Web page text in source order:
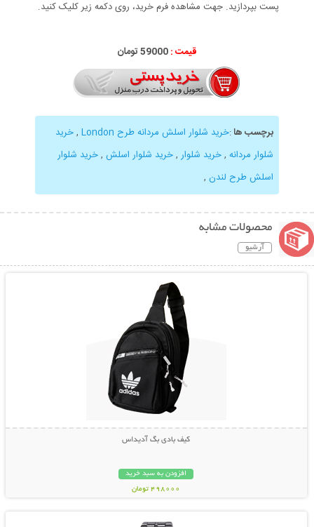
پست بپردازید. جهت مشاهده فرم خرید، روی دکمه زیر کلیک کنید.
قیمت :59000 تومان
برچسب ها:خرید شلوار اسلش مردانه طرح London ,خرید
شلوار مردانه ,خرید شلوار ,خرید شلوار اسلش ,خرید شلوار
اسلش طرح لندن ,
محصولات مشابه
آرشیو
کیف بادی بگ آدیداس
افزودن به سبد خرید
498000 تومان